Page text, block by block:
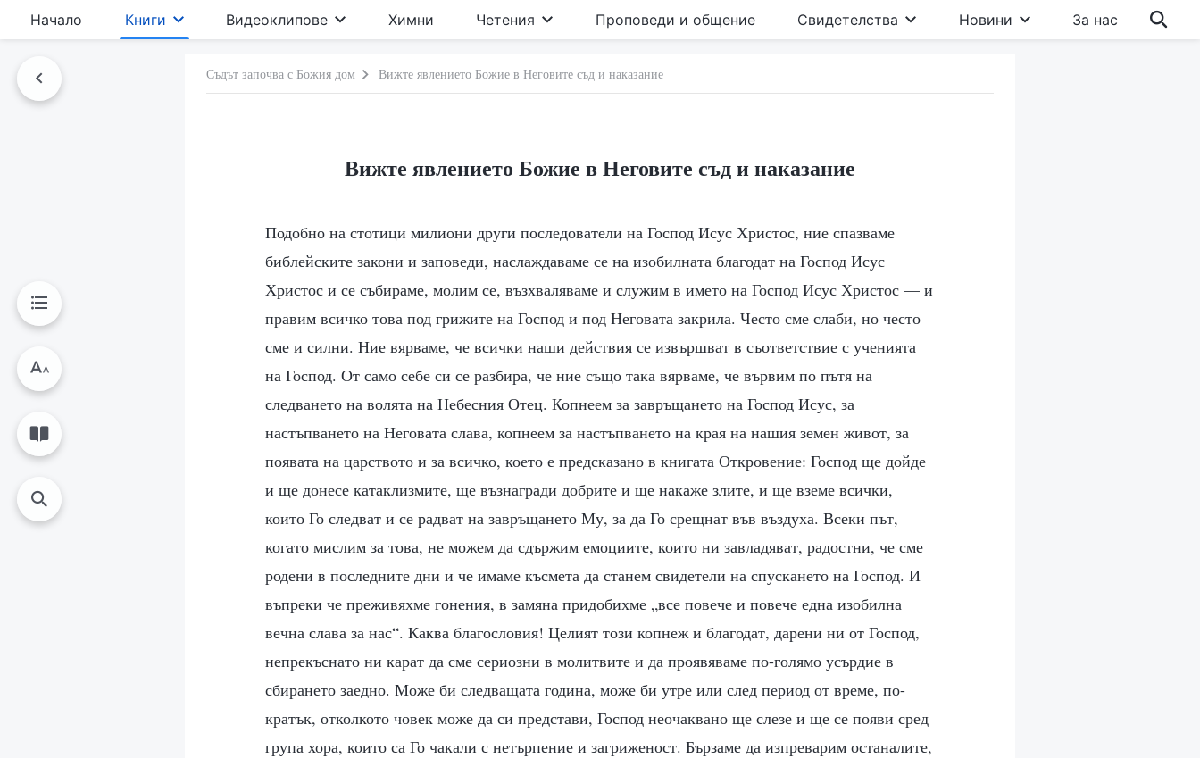
Начало Книги Видеоклипове Химни Четения Проповеди и общение Свидетелства Новини За нас
Съдът започва с Божия дом Вижте явлението Божие в Неговите съд и наказание
Вижте явлението Божие в Неговите съд и наказание
Подобно на стотици милиони други последователи на Господ Исус Христос, ние спазваме
библейските закони и заповеди, наслаждаваме се на изобилната благодат на Господ Исус
Христос и се събираме, молим се, възхваляваме и служим в името на Господ Исус Христос — и
правим всичко това под грижите на Господ и под Неговата закрила. Често сме слаби, но често
сме и силни. Ние вярваме, че всички наши действия се извършват в съответствие с ученията
на Господ. От само себе си се разбира, че ние също така вярваме, че вървим по пътя на
следването на волята на Небесния Отец. Копнеем за завръщането на Господ Исус, за
настъпването на Неговата слава, копнеем за настъпването на края на нашия земен живот, за
появата на царството и за всичко, което е предсказано в книгата Откровение: Господ ще дойде
и ще донесе катаклизмите, ще възнагради добрите и ще накаже злите, и ще вземе всички,
които Го следват и се радват на завръщането Му, за да Го срещнат във въздуха. Всеки път,
когато мислим за това, не можем да сдържим емоциите, които ни завладяват, радостни, че сме
родени в последните дни и че имаме късмета да станем свидетели на спускането на Господ. И
въпреки че преживяхме гонения, в замяна придобихме „все повече и повече една изобилна
вечна слава за нас“. Каква благословия! Целият този копнеж и благодат, дарени ни от Господ,
непрекъснато ни карат да сме сериозни в молитвите и да проявяваме по-голямо усърдие в
сбирането заедно. Може би следващата година, може би утре или след период от време, по-
кратък, отколкото човек може да си представи, Господ неочаквано ще слезе и ще се появи сред
група хора, които са Го чакали с нетърпение и загриженост. Бързаме да изпреварим останалите,